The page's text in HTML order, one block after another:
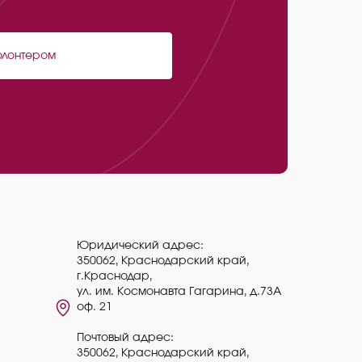
Юридический адрес:
350062, Краснодарский край,
г.Краснодар,
ул. им. Космонавта Гагарина, д.73А
оф. 21
Почтовый адрес:
350062, Краснодарский край,